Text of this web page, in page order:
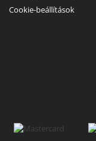
Cookie-beállítások